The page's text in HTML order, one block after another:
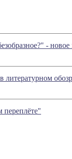
-
литературном
переплёте"